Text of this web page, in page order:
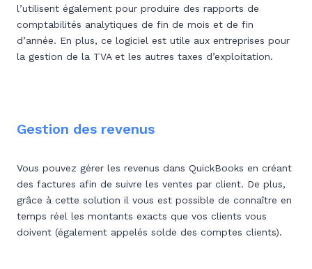
l’utilisent également pour produire des rapports de
comptabilités analytiques de fin de mois et de fin
d’année. En plus, ce logiciel est utile aux entreprises pour
la gestion de la TVA et les autres taxes d’exploitation.
Gestion des revenus
Vous pouvez gérer les revenus dans QuickBooks en créant
des factures afin de suivre les ventes par client. De plus,
grâce à cette solution il vous est possible de connaître en
temps réel les montants exacts que vos clients vous
doivent (également appelés solde des comptes clients).